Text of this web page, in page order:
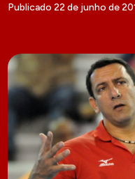
Publicado 22 de junho de